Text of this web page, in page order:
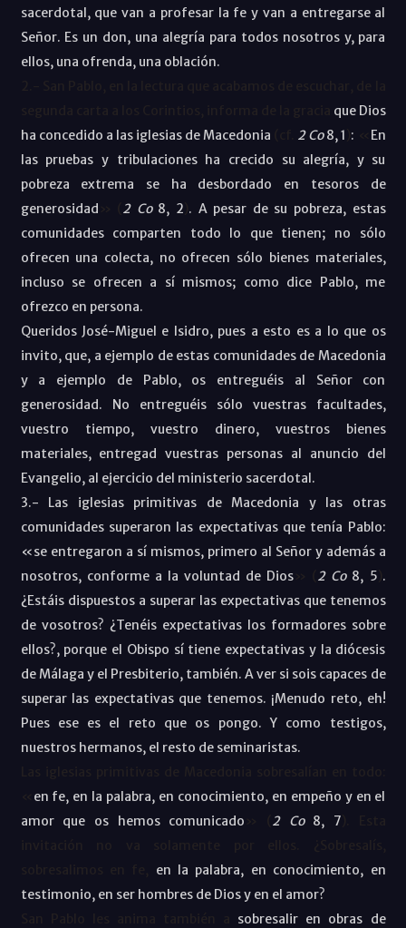
sacerdotal, que van a profesar la fe y van a entregarse al
Señor. Es un don, una alegría para todos nosotros y, para
ellos, una ofrenda, una oblación.
que Dios
ha concedido a las iglesias de Macedonia
2Co8, 1 :
En
las pruebas y tribulaciones ha crecido su alegría, y su
pobreza extrema se ha desbordado en tesoros de
generosidad
2 Co 8, 2 . A pesar de su pobreza, estas
comunidades comparten todo lo que tienen; no sólo
ofrecen una colecta, no ofrecen sólo bienes materiales,
incluso se ofrecen a sí mismos; como dice Pablo, me
ofrezco en persona.
Queridos José-Miguel e Isidro, pues a esto es a lo que os
invito, que, a ejemplo de estas comunidades de Macedonia
y a ejemplo de Pablo, os entreguéis al Señor con
generosidad. No entreguéis sólo vuestras facultades,
vuestro tiempo, vuestro dinero, vuestros bienes
materiales, entregad vuestras personas al anuncio del
Evangelio, al ejercicio del ministerio sacerdotal.
3.- Las iglesias primitivas de Macedonia y las otras
comunidades superaron las expectativas que tenía Pablo:
«se entregaron a sí mismos, primero al Señor y además a
nosotros, conforme a la voluntad de Dios
2 Co 8, 5 .
¿Estáis dispuestos a superar las expectativas que tenemos
de vosotros? ¿Tenéis expectativas los formadores sobre
ellos?, porque el Obispo sí tiene expectativas y la diócesis
de Málaga y el Presbiterio, también. A ver si sois capaces de
superar las expectativas que tenemos. ¡Menudo reto, eh!
Pues ese es el reto que os pongo. Y como testigos,
nuestros hermanos, el resto de seminaristas.
en fe, en la palabra, en conocimiento, en empeño y en el
amor que os hemos comunicado
2 Co 8, 7
en la palabra, en conocimiento, en
testimonio, en ser hombres de Dios y en el amor?
sobresalir en obras de